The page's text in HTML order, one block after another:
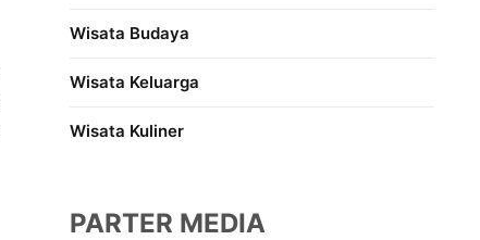
Wisata Budaya
Wisata Keluarga
Wisata Kuliner
PARTER MEDIA